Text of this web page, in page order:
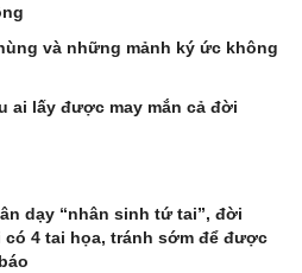
và những mảnh ký ức không
ai lấy được may mắn cả đời
dạy “nhân sinh tứ tai”, đời
4 tai họa, tránh sớm để được